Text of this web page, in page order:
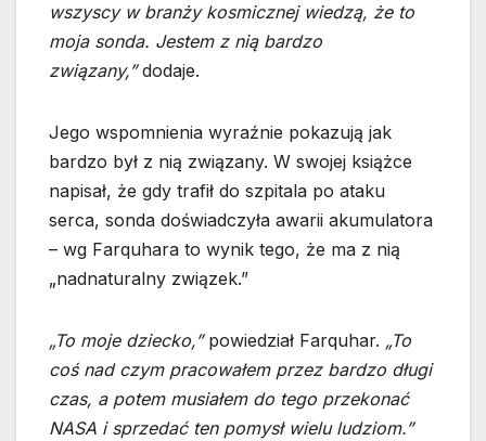
wszyscy w branży kosmicznej wiedzą, że to
moja sonda. Jestem z nią bardzo
związany,”dodaje.
Jego wspomnienia wyraźnie pokazują jak
bardzo był z nią związany. W swojej książce
napisał, że gdy trafił do szpitala po ataku
serca, sonda doświadczyła awarii akumulatora
– wg Farquhara to wynik tego, że ma z nią
„nadnaturalny związek.”
„To moje dziecko,”powiedział Farquhar. „To
coś nad czym pracowałem przez bardzo długi
czas, a potem musiałem do tego przekonać
NASA i sprzedać ten pomysł wielu ludziom.”